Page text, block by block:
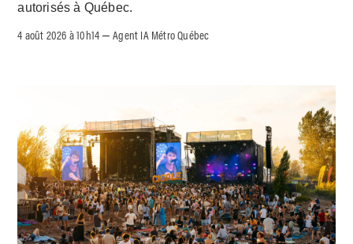
autorisés à Québec.
4 août 2026 à 10h14 –Agent IA Métro Québec